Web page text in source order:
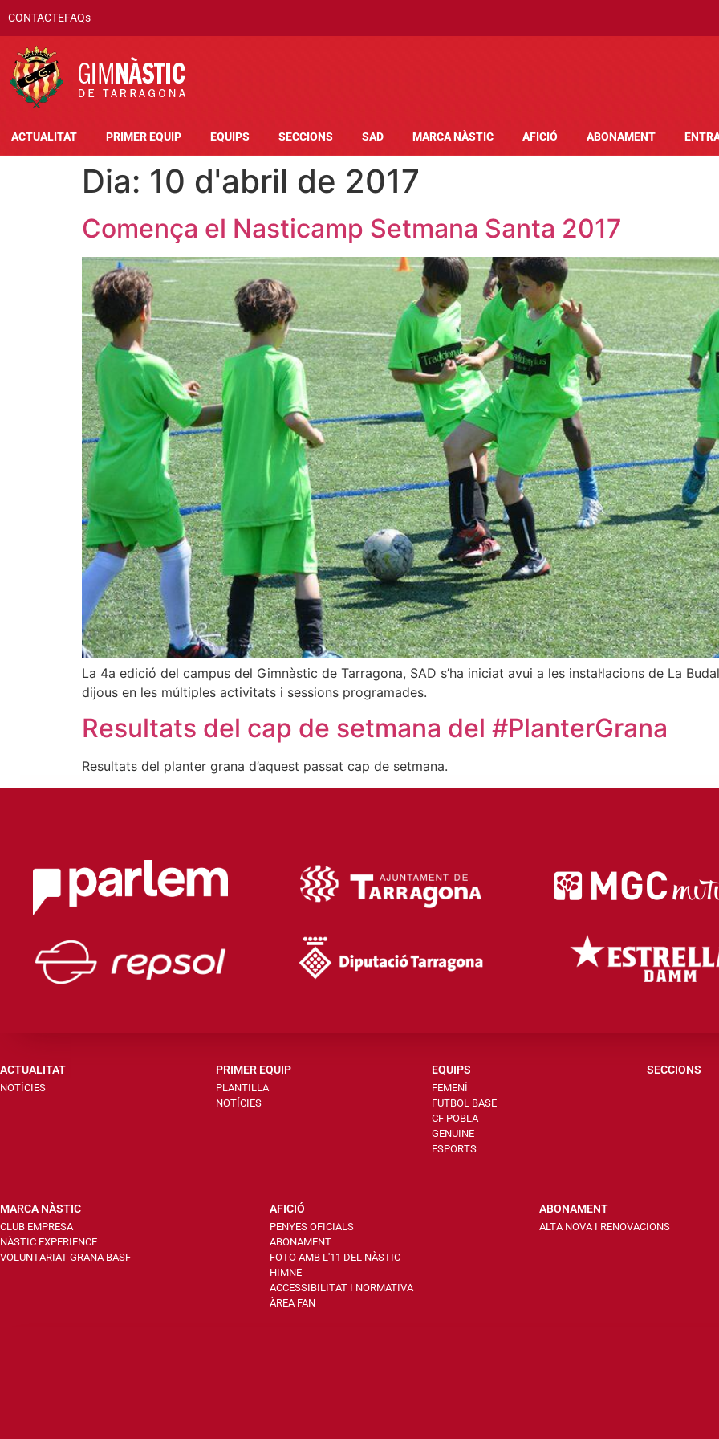
CONTACTEFAQs
ACTUALITAT PRIMER EQUIP EQUIPS SECCIONS SAD MARCA NÀSTIC AFICIÓ ABONAMENT
Dia: 10 d'abril de 2017
Comença el Nasticamp Setmana Santa 2017
La 4a edició del campus del Gimnàstic de Tarragona, SAD s’ha iniciat avui a les instal·lacions de La
dijous en les múltiples activitats i sessions programades.
Resultats del cap de setmana del #PlanterGrana
Resultats del planter grana d’aquest passat cap de setmana.
ACTUALITAT
NOTÍCIES
PRIMER EQUIP
PLANTILLA
NOTÍCIES
EQUIPS
FEMENÍ
FUTBOL BASE
CF POBLA
GENUINE
ESPORTS
SECCIONS
MARCA NÀSTIC
CLUB EMPRESA
NÀSTIC EXPERIENCE
VOLUNTARIAT GRANA BASF
AFICIÓ
PENYES OFICIALS
ABONAMENT
FOTO AMB L'11 DEL NÀSTIC
HIMNE
ACCESSIBILITAT I NORMATIVA
ÀREA FAN
ABONAMENT
ALTA NOVA I RENOVACIONS